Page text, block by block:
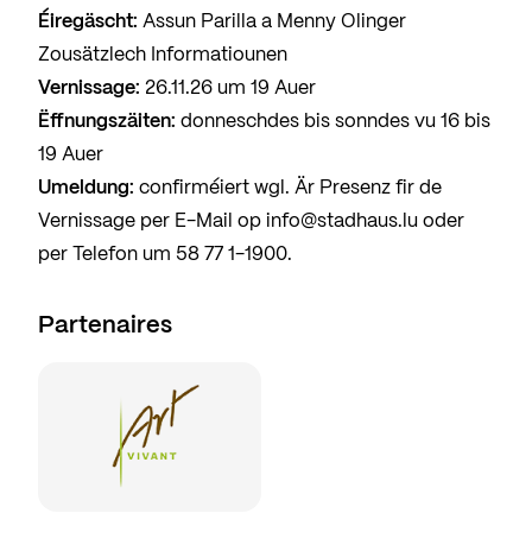
Éiregäscht: Assun Parilla a Menny Olinger
Zousätzlech Informatiounen
Vernissage: 26.11.26 um 19 Auer
Ëffnungszäiten: donneschdes bis sonndes vu 16 bis
19 Auer
Umeldung: confirméiert wgl. Är Presenz fir de
Vernissage per E-Mail op info@stadhaus.lu oder
per Telefon um 58 77 1-1900.
Partenaires